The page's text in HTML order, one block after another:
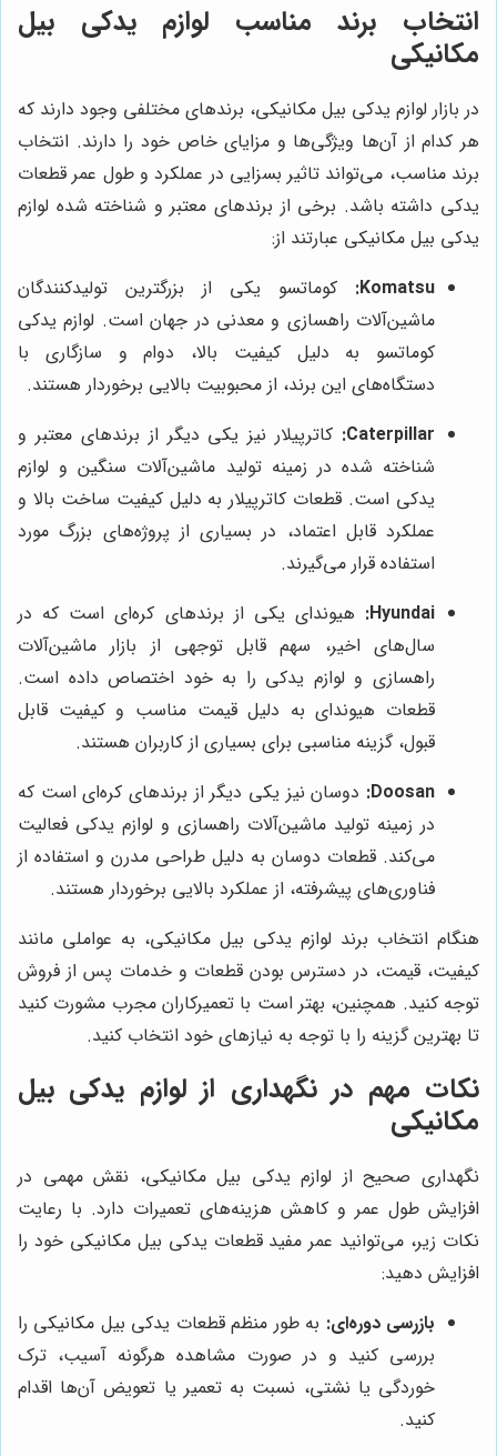
انتخاب برند مناسب لوازم یدکی بیل
مکانیکی
در بازار لوازم یدکی بیل مکانیکی، برندهای مختلفی وجود دارند که
هر کدام از آن‌ها ویژگی‌ها و مزایای خاص خود را دارند. انتخاب
برند مناسب، می‌تواند تاثیر بسزایی در عملکرد و طول عمر قطعات
یدکی داشته باشد. برخی از برندهای معتبر و شناخته شده لوازم
یدکی بیل مکانیکی عبارتند از:
Komatsu:
کوماتسو یکی از بزرگترین تولیدکنندگان
ماشین‌آلات راهسازی و معدنی در جهان است. لوازم یدکی
کوماتسو به دلیل کیفیت بالا، دوام و سازگاری با
دستگاه‌های این برند، از محبوبیت بالایی برخوردار هستند.
Caterpillar: کاترپیلار نیز یکی دیگر از برندهای معتبر و
شناخته شده در زمینه تولید ماشین‌آلات سنگین و لوازم
یدکی است. قطعات کاترپیلار به دلیل کیفیت ساخت بالا و
عملکرد قابل اعتماد، در بسیاری از پروژه‌های بزرگ مورد
استفاده قرار می‌گیرند.
Hyundai: هیوندای یکی از برندهای کره‌ای است که در
سال‌های اخیر، سهم قابل توجهی از بازار ماشین‌آلات
راهسازی و لوازم یدکی را به خود اختصاص داده است.
قطعات هیوندای به دلیل قیمت مناسب و کیفیت قابل
قبول، گزینه مناسبی برای بسیاری از کاربران هستند.
Doosan: دوسان نیز یکی دیگر از برندهای کره‌ای است که
در زمینه تولید ماشین‌آلات راهسازی و لوازم یدکی فعالیت
می‌کند. قطعات دوسان به دلیل طراحی مدرن و استفاده از
فناوری‌های پیشرفته، از عملکرد بالایی برخوردار هستند.
هنگام انتخاب برند لوازم یدکی بیل مکانیکی، به عواملی مانند
کیفیت، قیمت، در دسترس بودن قطعات و خدمات پس از فروش
توجه کنید. همچنین، بهتر است با تعمیرکاران مجرب مشورت کنید
تا بهترین گزینه را با توجه به نیازهای خود انتخاب کنید.
نکات مهم در نگهداری از لوازم یدکی بیل
مکانیکی
نگهداری صحیح از لوازم یدکی بیل مکانیکی، نقش مهمی در
افزایش طول عمر و کاهش هزینه‌های تعمیرات دارد. با رعایت
نکات زیر، می‌توانید عمر مفید قطعات یدکی بیل مکانیکی خود را
افزایش دهید:
بازرسی دوره‌ای: به طور منظم قطعات یدکی بیل مکانیکی را
بررسی کنید و در صورت مشاهده هرگونه آسیب، ترک
خوردگی یا نشتی، نسبت به تعمیر یا تعویض آن‌ها اقدام
کنید.